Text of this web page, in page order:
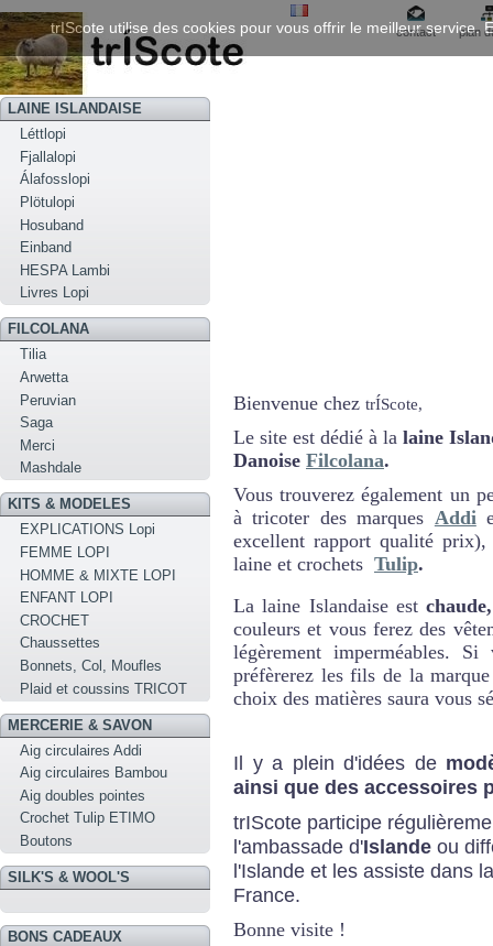
contact plan
LAINE ISLANDAISE
Léttlopi
Fjallalopi
Álafosslopi
Plötulopi
Hosuband
Einband
HESPA Lambi
Livres Lopi
FILCOLANA
Tilia
Arwetta
Peruvian
Saga
Merci
Mashdale
KITS & MODELES
EXPLICATIONS Lopi
FEMME LOPI
HOMME & MIXTE LOPI
ENFANT LOPI
CROCHET
Chaussettes
Bonnets, Col, Moufles
Plaid et coussins TRICOT
MERCERIE & SAVON
Aig circulaires Addi
Aig circulaires Bambou
Aig doubles pointes
Crochet Tulip ETIMO
Boutons
SILK'S & WOOL'S
BONS CADEAUX
Bienvenue chez trÍScote,
Le site est dédié à la laine
Danoise Filcolana.
Vous trouverez également un
à tricoter des marques Addi
excellent rapport qualité
laine et crochets Tulip.
La laine Islandaise est
couleurs et vous ferez des
légèrement imperméables.
préfèrerez les fils de la
choix des matières saura vous
Il y a plein d'idées de
ainsi que des accessoires
trIScote participe
l'ambassade d'Islande ou
l'Islande et les assiste dans
France.
Bonne visite !
trIScote utilise des cookies pour vous offrir le meilleur